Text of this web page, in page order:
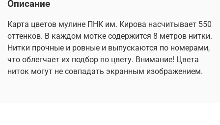
Описание
Карта цветов мулине ПНК им. Кирова насчитывает 550
оттенков. В каждом мотке содержится 8 метров нитки.
Нитки прочные и ровные и выпускаются по номерами,
что облегчает их подбор по цвету. Внимание! Цвета
ниток могут не совпадать экранным изображением.